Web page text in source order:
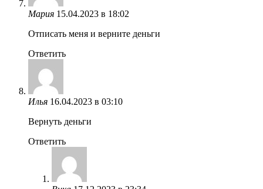
Мария 15.04.2023 в 18:02
Отписать меня и верните деньги
Ответить
Илья 16.04.2023 в 03:10
Вернуть деньги
Ответить